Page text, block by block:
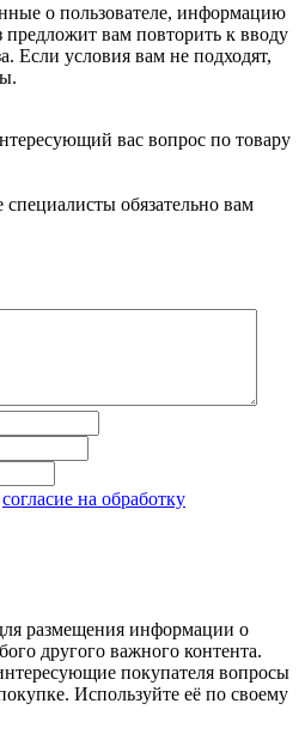
о пользователе, информацию
предложит вам повторить к вводу
Если условия вам не подходят,
вас вопрос по товару
обязательно вам
согласие на обработку
размещения информации о
другого важного контента.
покупателя вопросы
Используйте её по своему